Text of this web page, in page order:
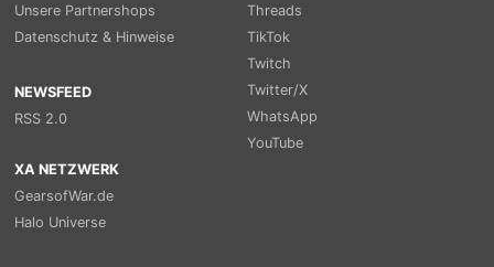
Unsere Partnershops
Datenschutz & Hinweise
NEWSFEED
RSS 2.0
Threads
TikTok
Twitch
Twitter/X
WhatsApp
YouTube
XA NETZWERK
GearsofWar.de
Halo Universe